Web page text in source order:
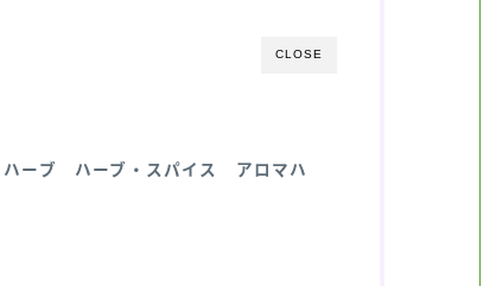
CLOSE
ハーブ ハーブ・スパイス
アロマハ